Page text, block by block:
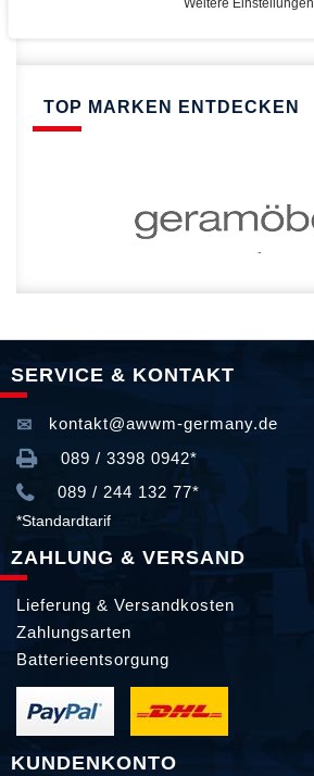
TOP MARKEN ENTDECKEN
SERVICE & KONTAKT
kontakt@awwm-germany.de
089 / 3398 0942*
089 / 244 132 77*
*Standardtarif
ZAHLUNG & VERSAND
Lieferung & Versandkosten
Zahlungsarten
Batterieentsorgung
KUNDENKONTO